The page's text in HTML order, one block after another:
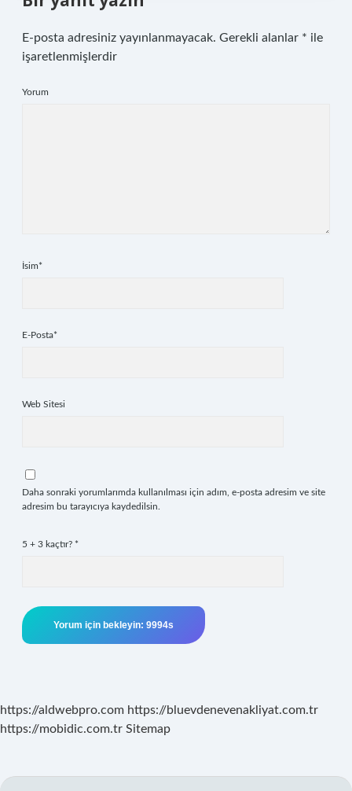
E-posta adresiniz yayınlanmayacak. Gerekli alanlar * ile
işaretlenmişlerdir
Yorum
İsim*
E-Posta*
Web Sitesi
Daha sonraki yorumlarımda kullanılması için adım, e-posta adresim ve site
adresim bu tarayıcıya kaydedilsin.
5 + 3 kaçtır? *
https://aldwebpro.com https://bluevdenevenakliyat.com.tr
https://mobidic.com.tr Sitemap